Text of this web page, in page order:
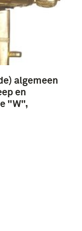
(11)
algemeen
en
"W",